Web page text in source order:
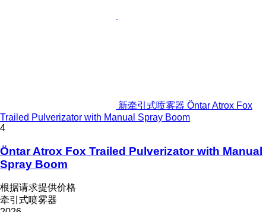
新牵引式喷雾器 Öntar Atrox Fox
Trailed Pulverizator with Manual Spray Boom
4
Öntar Atrox Fox Trailed Pulverizator with Manual
Spray Boom
根据请求提供价格
牵引式喷雾器